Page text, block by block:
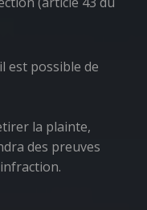
est possible de
la plainte,
des preuves